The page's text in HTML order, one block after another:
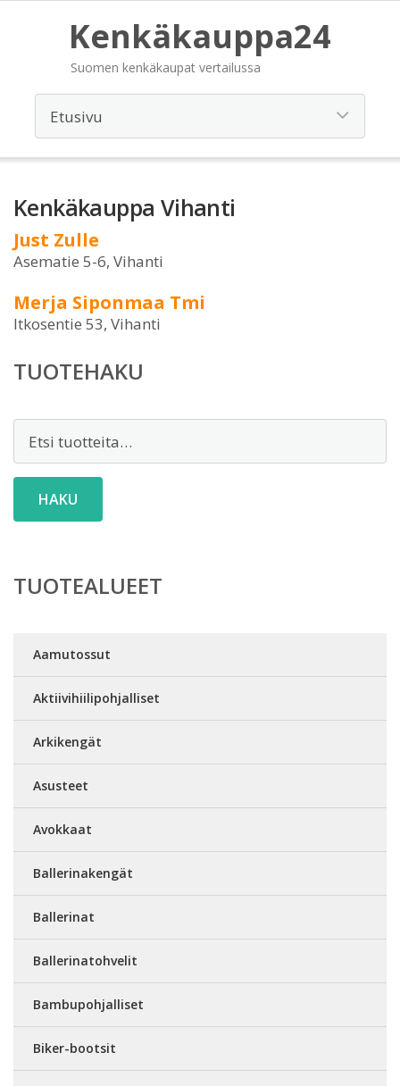
Kenkäkauppa24
Suomen kenkäkaupat vertailussa
Kenkäkauppa Vihanti
Just Zulle
Asematie 5-6, Vihanti
Merja Siponmaa Tmi
Itkosentie 53, Vihanti
TUOTEHAKU
HAKU
TUOTEALUEET
Aamutossut
Aktiivihiilipohjalliset
Arkikengät
Asusteet
Avokkaat
Ballerinakengät
Ballerinat
Ballerinatohvelit
Bambupohjalliset
Biker-bootsit